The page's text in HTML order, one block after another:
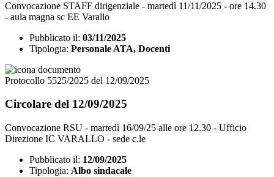
Convocazione STAFF dirigenziale - martedì 11/11/2025 - ore 14.30
- aula magna sc EE Varallo
Pubblicato il: 03/11/2025
Tipologia: Personale ATA, Docenti
Protocollo 5525/2025 del 12/09/2025
Circolare del 12/09/2025
Convocazione RSU - martedì 16/09/25 alle ore 12.30 - Ufficio
Direzione IC VARALLO - sede c.le
Pubblicato il: 12/09/2025
Tipologia: Albo sindacale